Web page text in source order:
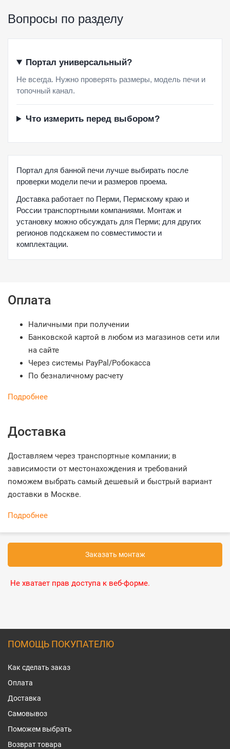
Вопросы по разделу
Портал универсальный?
Не всегда. Нужно проверять размеры, модель печи и
топочный канал.
Что измерить перед выбором?
Портал для банной печи лучше выбирать после
проверки модели печи и размеров проема.
Доставка работает по Перми, Пермскому краю и
России транспортными компаниями. Монтаж и
установку можно обсуждать для Перми; для других
регионов подскажем по совместимости и
комплектации.
Оплата
Наличными при получении
Банковской картой в любом из магазинов сети или
на сайте
Через системы PayPal/Робокасса
По безналичному расчету
Подробнее
Доставка
Доставляем через транспортные компании; в
зависимости от местонахождения и требований
поможем выбрать самый дешевый и быстрый вариант
доставки в Москве.
Подробнее
Заказать монтаж
Не хватает прав доступа к веб-форме.
ПОМОЩЬ ПОКУПАТЕЛЮ
Как сделать заказ
Оплата
Доставка
Самовывоз
Поможем выбрать
Возврат товара